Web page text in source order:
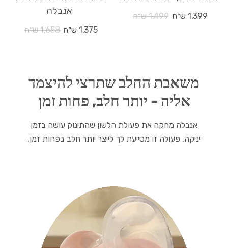
1,399 ש״ח
מחיר
1,499 ש״ח
אנבלה
1,375 ש״ח
מחיר
1,658 ש״ח
משאבת החלב שתרצי להיצמד
אליה - יותר חלב, פחות זמן
אנבלה מחקה את פעולת הלשון שהתינוק עושה בזמן
יניקה. פעולה זו מסייעת לך לייצר יותר חלב בפחות זמן.